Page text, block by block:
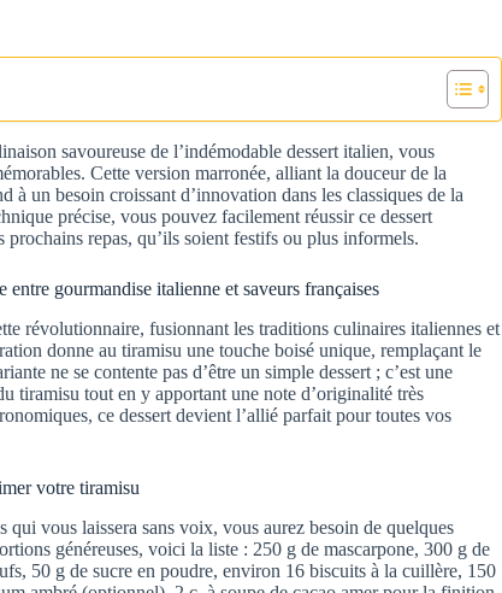
savoureuse de l’indémodable dessert italien, vous
Cette version marronée, alliant la douceur de la
à un besoin croissant d’innovation dans les classiques de la
précise, vous pouvez facilement réussir ce dessert
repas, qu’ils soient festifs ou plus informels.
gourmandise italienne et saveurs françaises
révolutionnaire, fusionnant les traditions culinaires italiennes et
donne au tiramisu une touche boisé unique, remplaçant le
ne se contente pas d’être un simple dessert ; c’est une
tiramisu tout en y apportant une note d’originalité très
ce dessert devient l’allié parfait pour toutes vos
votre tiramisu
vous laissera sans voix, vous aurez besoin de quelques
généreuses, voici la liste : 250 g de mascarpone, 300 g de
50 g de sucre en poudre, environ 16 biscuits à la cuillère, 150